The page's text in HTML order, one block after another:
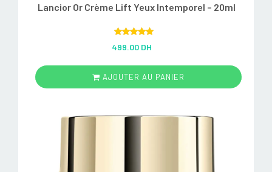
Lancior Or Crème Lift Yeux Intemporel – 20ml
out of 5
499.00 DH
AJOUTER AU PANIER